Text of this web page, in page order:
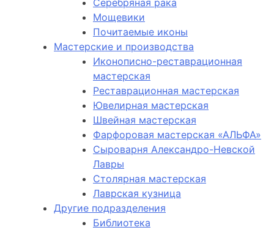
Серебряная рака
Мощевики
Почитаемые иконы
Мастерские и производства
Иконописно-реставрационная
мастерская
Реставрационная мастерская
Ювелирная мастерская
Швейная мастерская
Фарфоровая мастерская «АЛЬФА»
Сыроварня Александро-Невской
Лавры
Столярная мастерская
Лаврская кузница
Другие подразделения
Библиотека